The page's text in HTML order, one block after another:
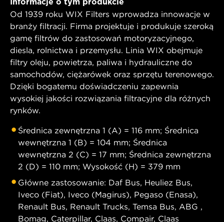
Od 1939 roku WIX Filters wprowadza innowacje w
branży filtracji. Firma projektuje i produkuje szeroką
gamę filtrów do zastosowań motoryzacyjnego,
diesla, rolnictwa i przemysłu. Linia WIX obejmuje
filtry oleju, powietrza, paliwa i hydrauliczne do
samochodów, ciężarówek oraz sprzętu terenowego.
Dzięki bogatemu doświadczeniu zapewnia
wysokiej jakości rozwiązania filtracyjne dla różnych
rynków.
Średnica zewnętrzna 1 (A) = 116 mm; Średnica
wewnętrzna 1 (B) = 104 mm; Średnica
wewnętrzna 2 (C) = 17 mm; Średnica zewnętrzna
2 (D) = 110 mm; Wysokość (H) = 379 mm
Główne zastosowanie: Daf Bus, Heuliez Bus,
Iveco (Fiat), Iveco (Magirus), Pegaso (Enasa),
Renault Bus, Renault Trucks, Temsa Bus, ABG ,
Bomag, Caterpillar, Claas, Compair, Claas